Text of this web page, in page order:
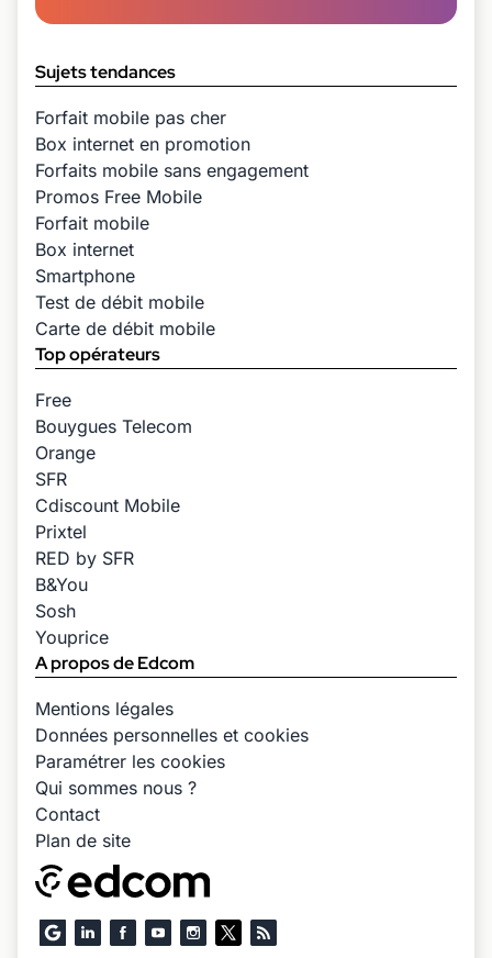
Sujets tendances
Forfait mobile pas cher
Box internet en promotion
Forfaits mobile sans engagement
Promos Free Mobile
Forfait mobile
Box internet
Smartphone
Test de débit mobile
Carte de débit mobile
Top opérateurs
Free
Bouygues Telecom
Orange
SFR
Cdiscount Mobile
Prixtel
RED by SFR
B&You
Sosh
Youprice
A propos de Edcom
Mentions légales
Données personnelles et cookies
Paramétrer les cookies
Qui sommes nous ?
Contact
Plan de site